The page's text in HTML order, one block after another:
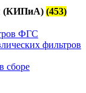
ФГС
фильтров
сборе
(КИПиА) (453)